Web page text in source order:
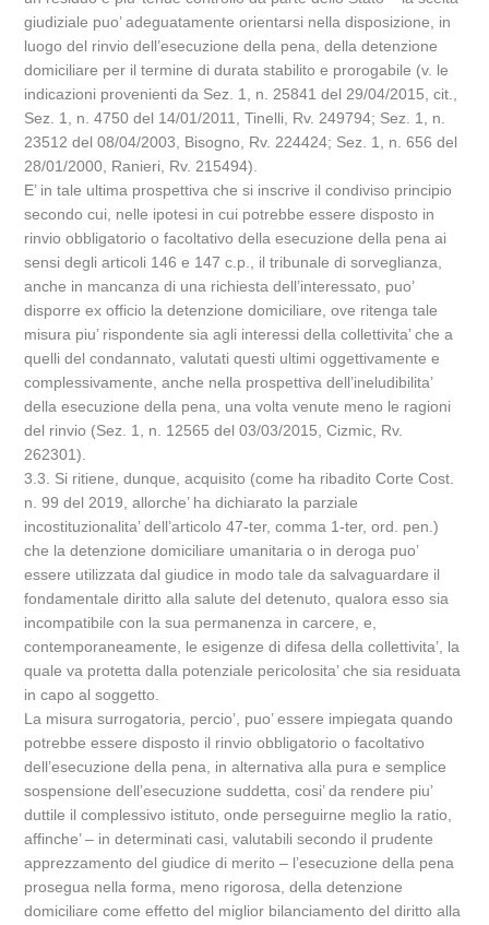
giudiziale puo’ adeguatamente orientarsi nella disposizione, in
luogo del rinvio dell’esecuzione della pena, della detenzione
domiciliare per il termine di durata stabilito e prorogabile (v. le
indicazioni provenienti da Sez. 1, n. 25841 del 29/04/2015, cit.,
Sez. 1, n. 4750 del 14/01/2011, Tinelli, Rv. 249794; Sez. 1, n.
23512 del 08/04/2003, Bisogno, Rv. 224424; Sez. 1, n. 656 del
28/01/2000, Ranieri, Rv. 215494).
E’ in tale ultima prospettiva che si inscrive il condiviso principio
secondo cui, nelle ipotesi in cui potrebbe essere disposto in
rinvio obbligatorio o facoltativo della esecuzione della pena ai
sensi degli articoli 146 e 147 c.p., il tribunale di sorveglianza,
anche in mancanza di una richiesta dell’interessato, puo’
disporre ex officio la detenzione domiciliare, ove ritenga tale
misura piu’ rispondente sia agli interessi della collettivita’ che a
quelli del condannato, valutati questi ultimi oggettivamente e
complessivamente, anche nella prospettiva dell’ineludibilita’
della esecuzione della pena, una volta venute meno le ragioni
del rinvio (Sez. 1, n. 12565 del 03/03/2015, Cizmic, Rv.
262301).
3.3. Si ritiene, dunque, acquisito (come ha ribadito Corte Cost.
n. 99 del 2019, allorche’ ha dichiarato la parziale
incostituzionalita’ dell’articolo 47-ter, comma 1-ter, ord. pen.)
che la detenzione domiciliare umanitaria o in deroga puo’
essere utilizzata dal giudice in modo tale da salvaguardare il
fondamentale diritto alla salute del detenuto, qualora esso sia
incompatibile con la sua permanenza in carcere, e,
contemporaneamente, le esigenze di difesa della collettivita’, la
quale va protetta dalla potenziale pericolosita’ che sia residuata
in capo al soggetto.
La misura surrogatoria, percio’, puo’ essere impiegata quando
potrebbe essere disposto il rinvio obbligatorio o facoltativo
dell’esecuzione della pena, in alternativa alla pura e semplice
sospensione dell’esecuzione suddetta, cosi’ da rendere piu’
duttile il complessivo istituto, onde perseguirne meglio la ratio,
affinche’ – in determinati casi, valutabili secondo il prudente
apprezzamento del giudice di merito – l’esecuzione della pena
prosegua nella forma, meno rigorosa, della detenzione
domiciliare come effetto del miglior bilanciamento del diritto alla